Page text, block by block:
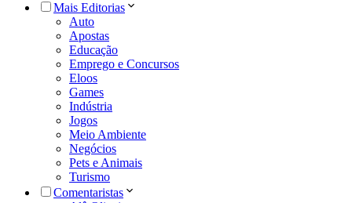
Mais Editorias
Auto
Apostas
Educação
Emprego e Concursos
Eloos
Games
Indústria
Jogos
Meio Ambiente
Negócios
Pets e Animais
Turismo
Comentaristas